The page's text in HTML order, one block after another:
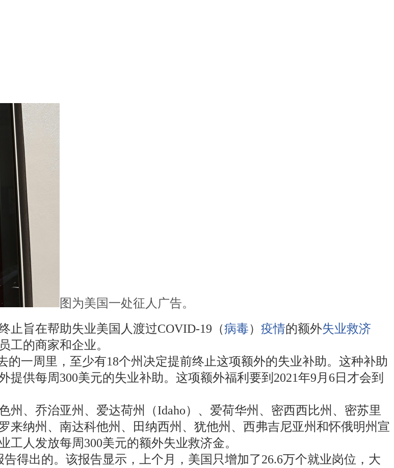
图为美国一处征人广告。
止旨在帮助失业美国人渡过COVID-19（病毒） 疫情的额外失业救济
工的商家和企业。
的一周里，至少有18个州决定提前终止这项额外的失业补助。这种补助
提供每周300美元的失业补助。这项额外福利要到2021年9月6日才会到
州、乔治亚州、爱达荷州（Idaho）、爱荷华州、密西西比州、密苏里
来纳州、南达科他州、田纳西州、犹他州、西弗吉尼亚州和怀俄明州宣
人发放每周300美元的额外失业救济金。
得出的。该报告显示，上个月，美国只增加了26.6万个就业岗位，大